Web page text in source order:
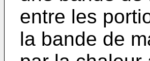
entre les
la bande de